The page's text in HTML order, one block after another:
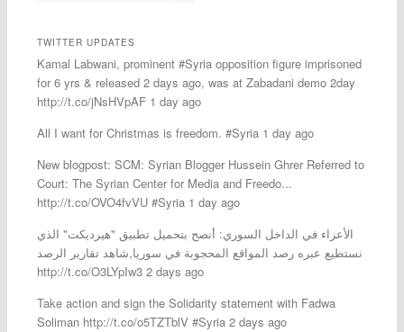
TWITTER UPDATES
Kamal Labwani, prominent #Syria opposition figure imprisoned
for 6 yrs & released 2 days ago, was at Zabadani demo 2day
http://t.co/jNsHVpAF 1 day ago
All I want for Christmas is freedom. #Syria 1 day ago
New blogpost: SCM: Syrian Blogger Hussein Ghrer Referred to
Court: The Syrian Center for Media and Freedo...
http://t.co/OVO4fvVU #Syria 1 day ago
الأعزاء في الداخل السوري: أنصح بتحميل تطبيق "هيرديكت" الذي
نستطيع عبره رصد المواقع المحجوبة في سوريا,شاهد تقارير الرصد
http://t.co/O3LYpIw3 2 days ago
Take action and sign the Solidarity statement with Fadwa
Soliman http://t.co/o5TZTblV #Syria 2 days ago